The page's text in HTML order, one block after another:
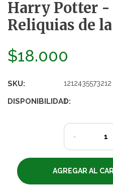
Harry Potter -
Reliquias de
$18.000
SKU: 1212435573212
DISPONIBILIDAD:
1
-